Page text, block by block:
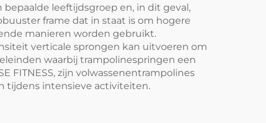
leeftijdsgroep en, in dit geval,
frame dat in staat is om hogere
manieren worden gebruikt.
verticale sprongen kan uitvoeren om
waarbij trampolinespringen een
FITNESS, zijn volwassenentrampolines
tijdens intensieve activiteiten.